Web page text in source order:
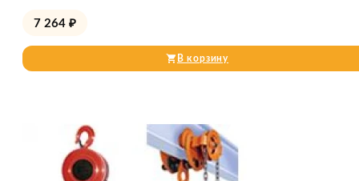
7 264 ₽
В корзину